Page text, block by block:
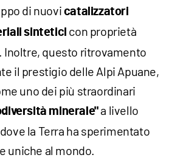
di nuovi catalizzatori
sintetici con proprietà
questo ritrovamento
il prestigio delle Alpi Apuane,
uno dei più straordinari
minerale"a livello
la Terra ha sperimentato
uniche al mondo.